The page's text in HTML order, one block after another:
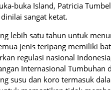
buka Island, Patricia
sangat ketat.
lebih satu tahun untuk
jenis teripang memiliki
regulasi nasional
Internasional Tumbuhan
susu dan koro termasuk